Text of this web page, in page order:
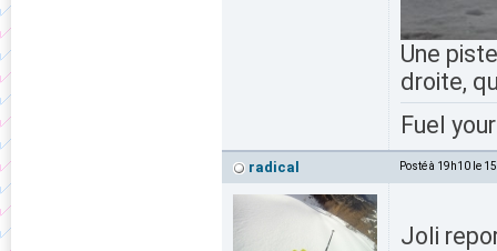
Une
droite,
Fuel
radical Posté à 19h10 le
Joli